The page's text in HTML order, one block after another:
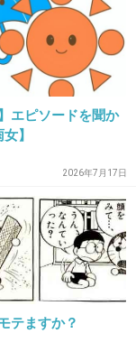
。
-24
-24
エピソードを聞か
】
2026年7月17日
テますか？